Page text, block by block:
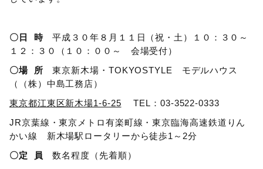
〇日 時平成３０年８月１１日（祝・土）１０：３０～
１２：３０（１０：００～ 会場受付）
〇場 所 東京新木場・TOKYOSTYLE モデルハウス
（（株）中島工務店）
東京都江東区新木場1-6-25 TEL：03-3522-0333
JR京葉線・東京メトロ有楽町線・東京臨海高速鉄道りん
かい線 新木場駅ロータリーから徒歩1～2分
〇定 員 数名程度（先着順）